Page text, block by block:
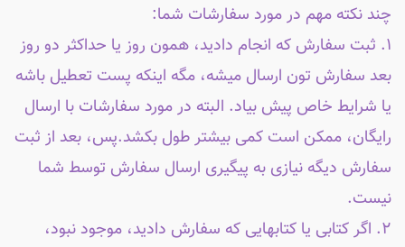
چند نکته مهم در مورد سفارشات شما:
۱. ثبت سفارش که انجام دادید، همون روز یا حداکثر دو روز
بعد سفارش تون ارسال میشه، مگه اینکه پست تعطیل باشه
یا شرایط خاص پیش بیاد. البته در مورد سفارشات با ارسال
رایگان، ممکن است کمی بیشتر طول بکشد.پس، بعد از ثبت
سفارش دیگه نیازی به پیگیری ارسال سفارش توسط شما
نیست.
۲. اگر کتابی یا کتابهایی که سفارش دادید، موجود نبود،